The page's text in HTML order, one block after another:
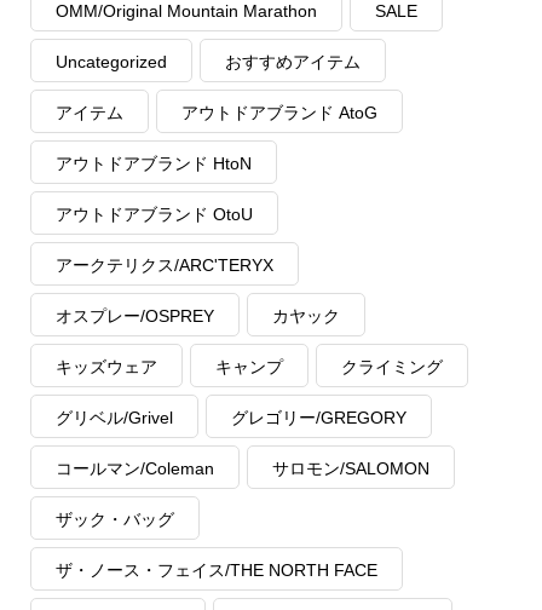
OMM/Original Mountain Marathon SALE
Uncategorized おすすめアイテム
アイテム アウトドアブランド AtoG
アウトドアブランド HtoN
アウトドアブランド OtoU
アークテリクス/ARC'TERYX
オスプレー/OSPREY カヤック
キッズウェア キャンプ クライミング
グリベル/Grivel グレゴリー/GREGORY
コールマン/Coleman サロモン/SALOMON
ザック・バッグ
ザ・ノース・フェイス/THE NORTH FACE